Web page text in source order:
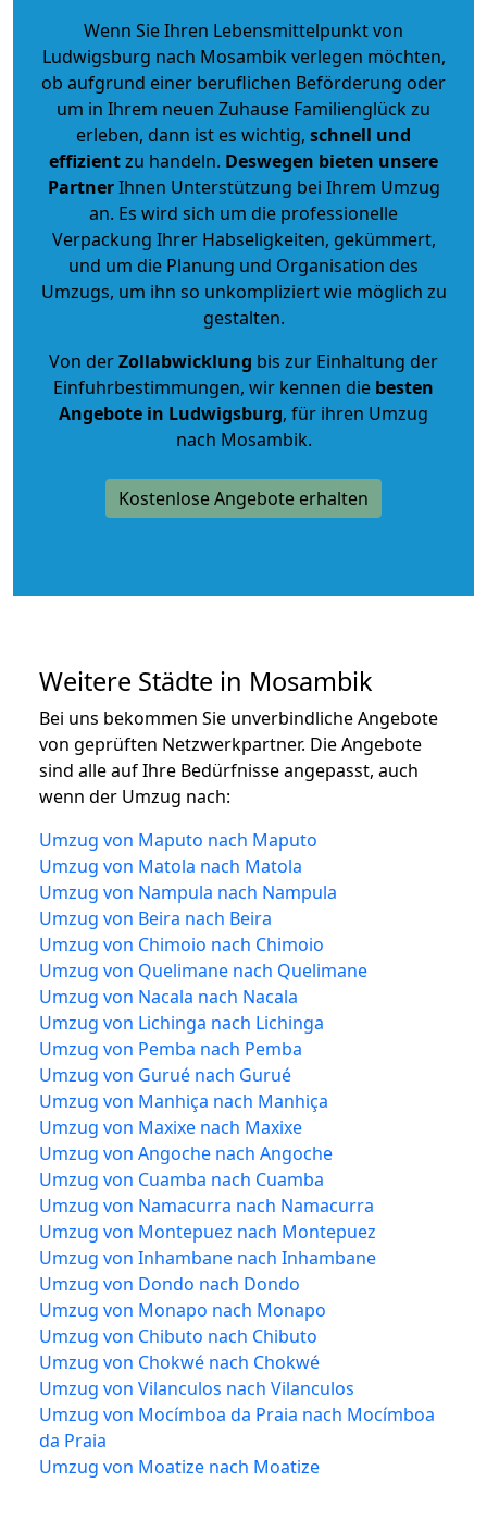
Wenn Sie Ihren Lebensmittelpunkt von
Ludwigsburg nach Mosambik verlegen möchten,
ob aufgrund einer beruflichen Beförderung oder
um in Ihrem neuen Zuhause Familienglück zu
erleben, dann ist es wichtig, schnell und
effizientzu handeln. Deswegen bieten unsere
PartnerIhnen Unterstützung bei Ihrem Umzug
an. Es wird sich um die professionelle
Verpackung Ihrer Habseligkeiten, gekümmert,
und um die Planung und Organisation des
Umzugs, um ihn so unkompliziert wie möglich zu
gestalten.
Von derZollabwicklung bis zur Einhaltung der
Einfuhrbestimmungen, wir kennen die besten
Angebote in Ludwigsburg, für ihren Umzug
nach Mosambik.
Kostenlose Angebote erhalten
Weitere Städte in Mosambik
Bei uns bekommen Sie unverbindliche Angebote
von geprüften Netzwerkpartner. Die Angebote
sind alle auf Ihre Bedürfnisse angepasst, auch
wenn der Umzug nach:
Umzug von Maputo nach Maputo
Umzug von Matola nach Matola
Umzug von Nampula nach Nampula
Umzug von Beira nach Beira
Umzug von Chimoio nach Chimoio
Umzug von Quelimane nach Quelimane
Umzug von Nacala nach Nacala
Umzug von Lichinga nach Lichinga
Umzug von Pemba nach Pemba
Umzug von Gurué nach Gurué
Umzug von Manhiça nach Manhiça
Umzug von Maxixe nach Maxixe
Umzug von Angoche nach Angoche
Umzug von Cuamba nach Cuamba
Umzug von Namacurra nach Namacurra
Umzug von Montepuez nach Montepuez
Umzug von Inhambane nach Inhambane
Umzug von Dondo nach Dondo
Umzug von Monapo nach Monapo
Umzug von Chibuto nach Chibuto
Umzug von Chokwé nach Chokwé
Umzug von Vilanculos nach Vilanculos
Umzug von Mocímboa da Praia nach Mocímboa
da Praia
Umzug von Moatize nach Moatize